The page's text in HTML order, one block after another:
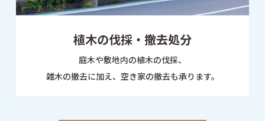
植木の伐採・撤去処分
庭木や敷地内の植木の伐採、
雑木の撤去に加え、空き家の撤去も承ります。